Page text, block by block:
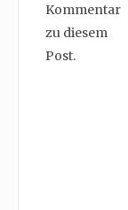
Kommentar
zu diesem
Post.